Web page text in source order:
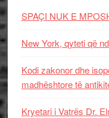
SPAÇI NUK E
New York, qyteti që
Kodi zakonor dhe
madhështore të
Kryetari i Vatrës Dr.